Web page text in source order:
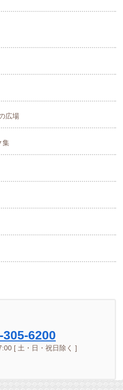
広場
集
305-6200
[ 土・日・祝日除く ]